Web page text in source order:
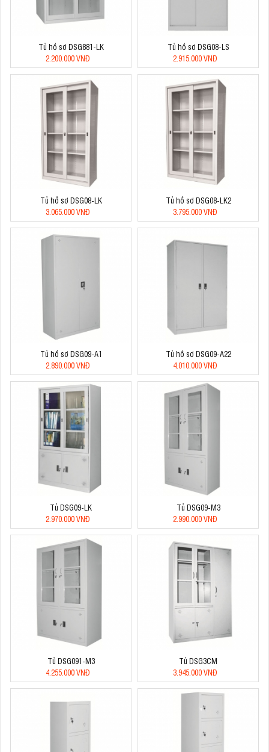
Tủ hồ sơ DSG881-LK
2.200.000 VNĐ
Tủ hồ sơ DSG08-LS
2.915.000 VNĐ
Tủ hồ sơ DSG08-LK
3.065.000 VNĐ
Tủ hồ sơ DSG08-LK2
3.795.000 VNĐ
Tủ hồ sơ DSG09-A1
2.890.000 VNĐ
Tủ hồ sơ DSG09-A22
4.010.000 VNĐ
Tủ DSG09-LK
2.970.000 VNĐ
Tủ DSG09-M3
2.990.000 VNĐ
Tủ DSG091-M3
4.255.000 VNĐ
Tủ DSG3CM
3.945.000 VNĐ